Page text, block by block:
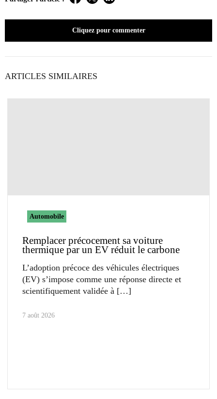
Facebook
TwitterLinkedIn
Cliquez pour commenter
ARTICLES SIMILAIRES
Automobile
Remplacer précocement sa voiture
thermique par un EV réduit le carbone
L’adoption précoce des véhicules électriques
(EV) s’impose comme une réponse directe et
scientifiquement validée à
7 août 2026